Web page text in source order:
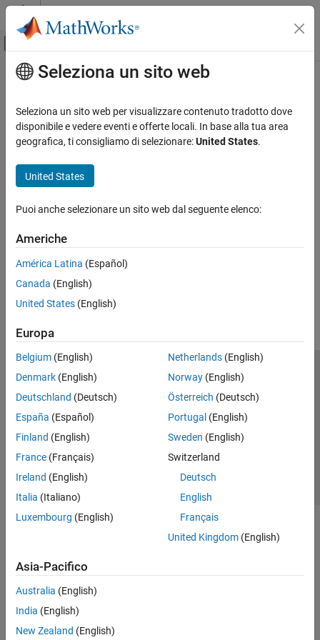
Vai al contenuto
Attiva/disattiva menu di navigazione
Pagina iniziale della documentazione
Contenuto principale
How useful was this information?
Seleziona un sito web
Seleziona un sito web per visualizzare contenuto tradotto dove
disponibile e vedere eventi e offerte locali. In base alla tua area
geografica, ti consigliamo di selezionare:United States.
United States
Puoi anche selezionare un sito web dal seguente elenco:
Americhe
América Latina (Español)
Canada (English)
United States (English)
Europa
Belgium (English)
Denmark (English)
Deutschland (Deutsch)
España (Español)
Finland (English)
France (Français)
Ireland (English)
Italia (Italiano)
Luxembourg (English)
Netherlands(English)
Norway(English)
Österreich (Deutsch)
Portugal (English)
Sweden (English)
Switzerland
Deutsch
English
Français
United Kingdom(English)
Asia-Pacifico
Australia (English)
India (English)
New Zealand (English)
Centro di fiducia
Informativa sulla privacy
Antipirateria
Stato dell'applicazione
Contatti
© 1994-2026 The MathWorks, Inc.